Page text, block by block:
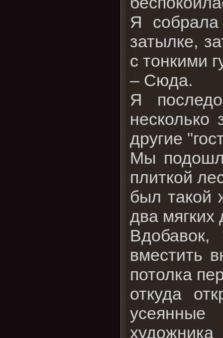
Я
затылке,
с тонкими
– Сюда.
Я
другие
Мы
плиткой
был такой
два
вместить
потолка
откуда
усеянные